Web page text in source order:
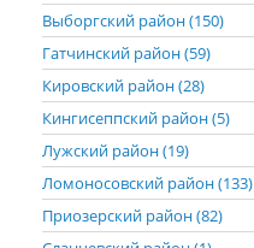
Выборгский район (150)
Гатчинский район (59)
Кировский район (28)
Кингисеппский район (5)
Лужский район (19)
Ломоносовский район (133)
Приозерский район (82)